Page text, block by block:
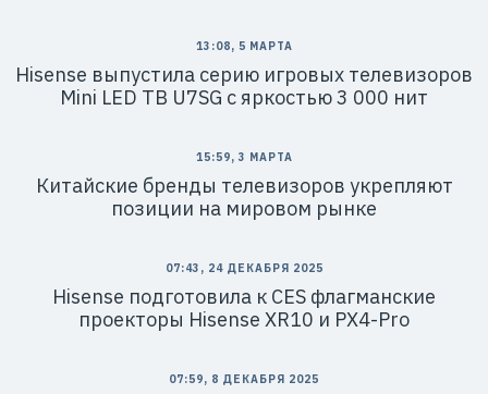
13:08, 5 МАРТА
Hisense выпустила серию игровых телевизоров
Mini LED ТВ U7SG с яркостью 3 000 нит
15:59, 3 МАРТА
Китайские бренды телевизоров укрепляют
позиции на мировом рынке
07:43, 24 ДЕКАБРЯ 2025
Hisense подготовила к CES флагманские
проекторы Hisense XR10 и PX4-Pro
07:59, 8 ДЕКАБРЯ 2025